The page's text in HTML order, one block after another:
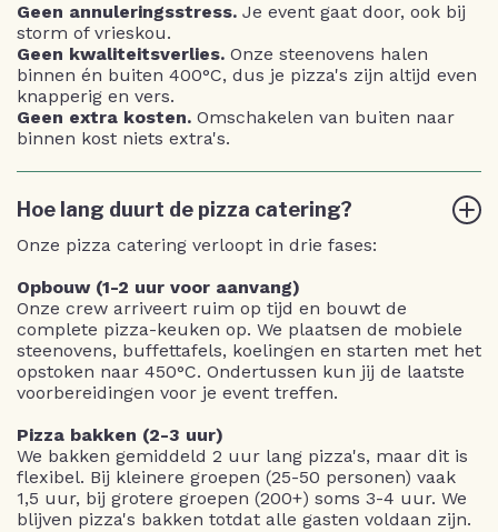
Geen annuleringsstress. Je event gaat door, ook bij
storm of vrieskou.
Geen kwaliteitsverlies. Onze steenovens halen
binnen én buiten 400°C, dus je pizza's zijn altijd even
knapperig en vers.
Geen extra kosten. Omschakelen van buiten naar
binnen kost niets extra's.
Hoe lang duurt de pizza catering?
Onze pizza catering verloopt in drie fases:
Opbouw (1-2 uur voor aanvang)
Onze crew arriveert ruim op tijd en bouwt de
complete pizza-keuken op. We plaatsen de mobiele
steenovens, buffettafels, koelingen en starten met het
opstoken naar 450°C. Ondertussen kun jij de laatste
voorbereidingen voor je event treffen.
Pizza bakken (2-3 uur)
We bakken gemiddeld 2 uur lang pizza's, maar dit is
flexibel. Bij kleinere groepen (25-50 personen) vaak
1,5 uur, bij grotere groepen (200+) soms 3-4 uur. We
blijven pizza's bakken totdat alle gasten voldaan zijn.